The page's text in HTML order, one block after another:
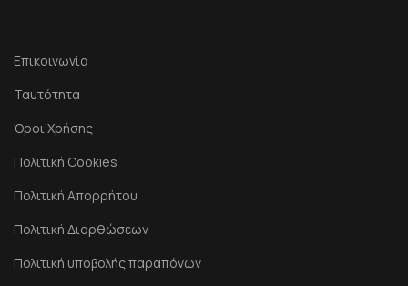
Επικοινωνία
Ταυτότητα
Όροι Χρήσης
Πολιτική Cookies
Πολιτική Απορρήτου
Πολιτική Διορθώσεων
Πολιτική υποβολής παραπόνων